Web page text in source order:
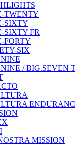
TWENTY
SIXTY
SIXTY FR
FORTY
SIX
/ BIG.SEVEN
MISSION